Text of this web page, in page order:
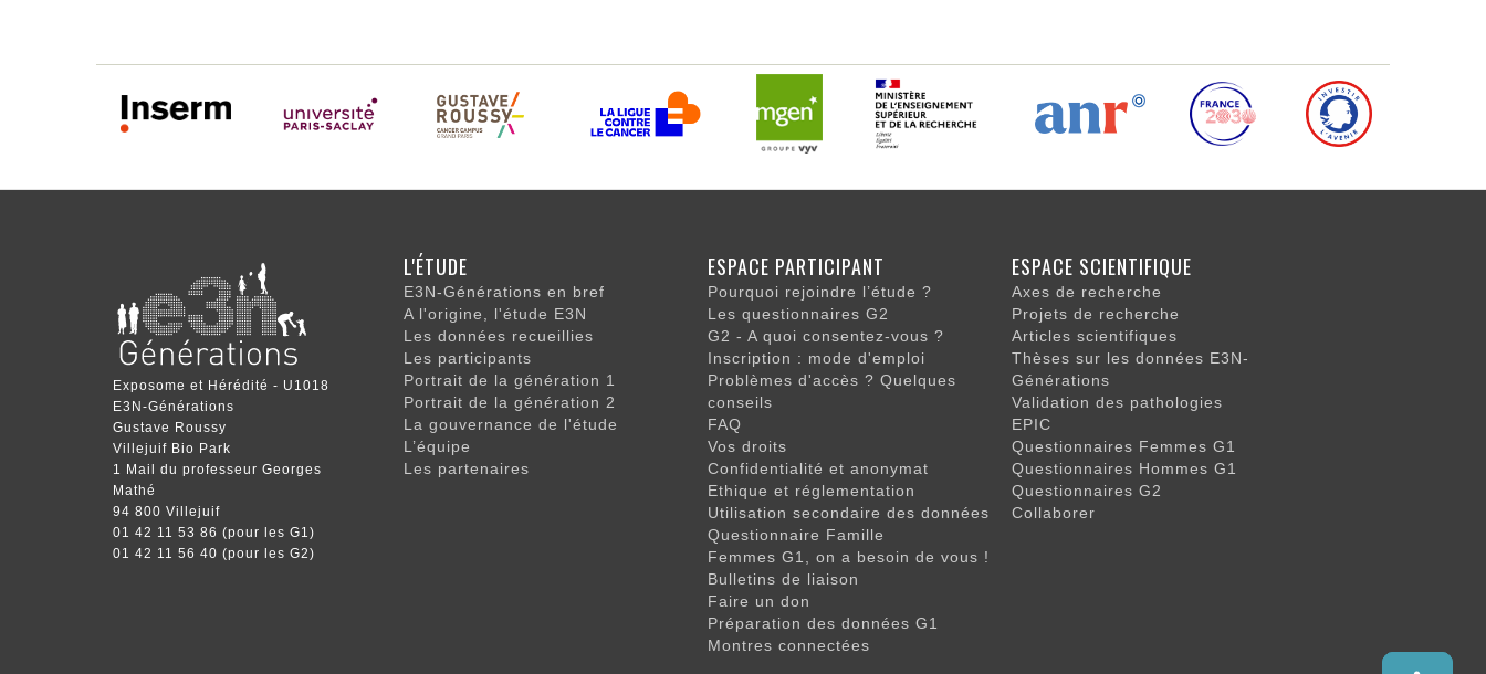
NAVIGATION
PRINCIPALE
L'ÉTUDE
E3N-Générations en bref
A l'origine, l'étude E3N
Les données recueillies
Les participants
Portrait de la génération 1
Portrait de la génération 2
La gouvernance de l'étude
L’équipe
Les partenaires
ESPACE PARTICIPANT
Pourquoi rejoindre l’étude ?
Les questionnaires G2
G2 - A quoi consentez-vous ?
Inscription : mode d'emploi
Problèmes d'accès ? Quelques
conseils
FAQ
Vos droits
Confidentialité et anonymat
Ethique et réglementation
Utilisation secondaire des données
Questionnaire Famille
Femmes G1, on a besoin de vous !
Bulletins de liaison
Faire un don
Préparation des données G1
Montres connectées
ESPACE SCIENTIFIQUE
Axes de recherche
Projets de recherche
Articles scientifiques
Thèses sur les données E3N-
Générations
Validation des pathologies
EPIC
Questionnaires Femmes G1
Questionnaires Hommes G1
Questionnaires G2
Collaborer
Exposome et Hérédité - U1018
E3N-Générations
Gustave Roussy
Villejuif Bio Park
1 Mail du professeur Georges
Mathé
94 800 Villejuif
01 42 11 53 86 (pour les G1)
01 42 11 56 40 (pour les G2)